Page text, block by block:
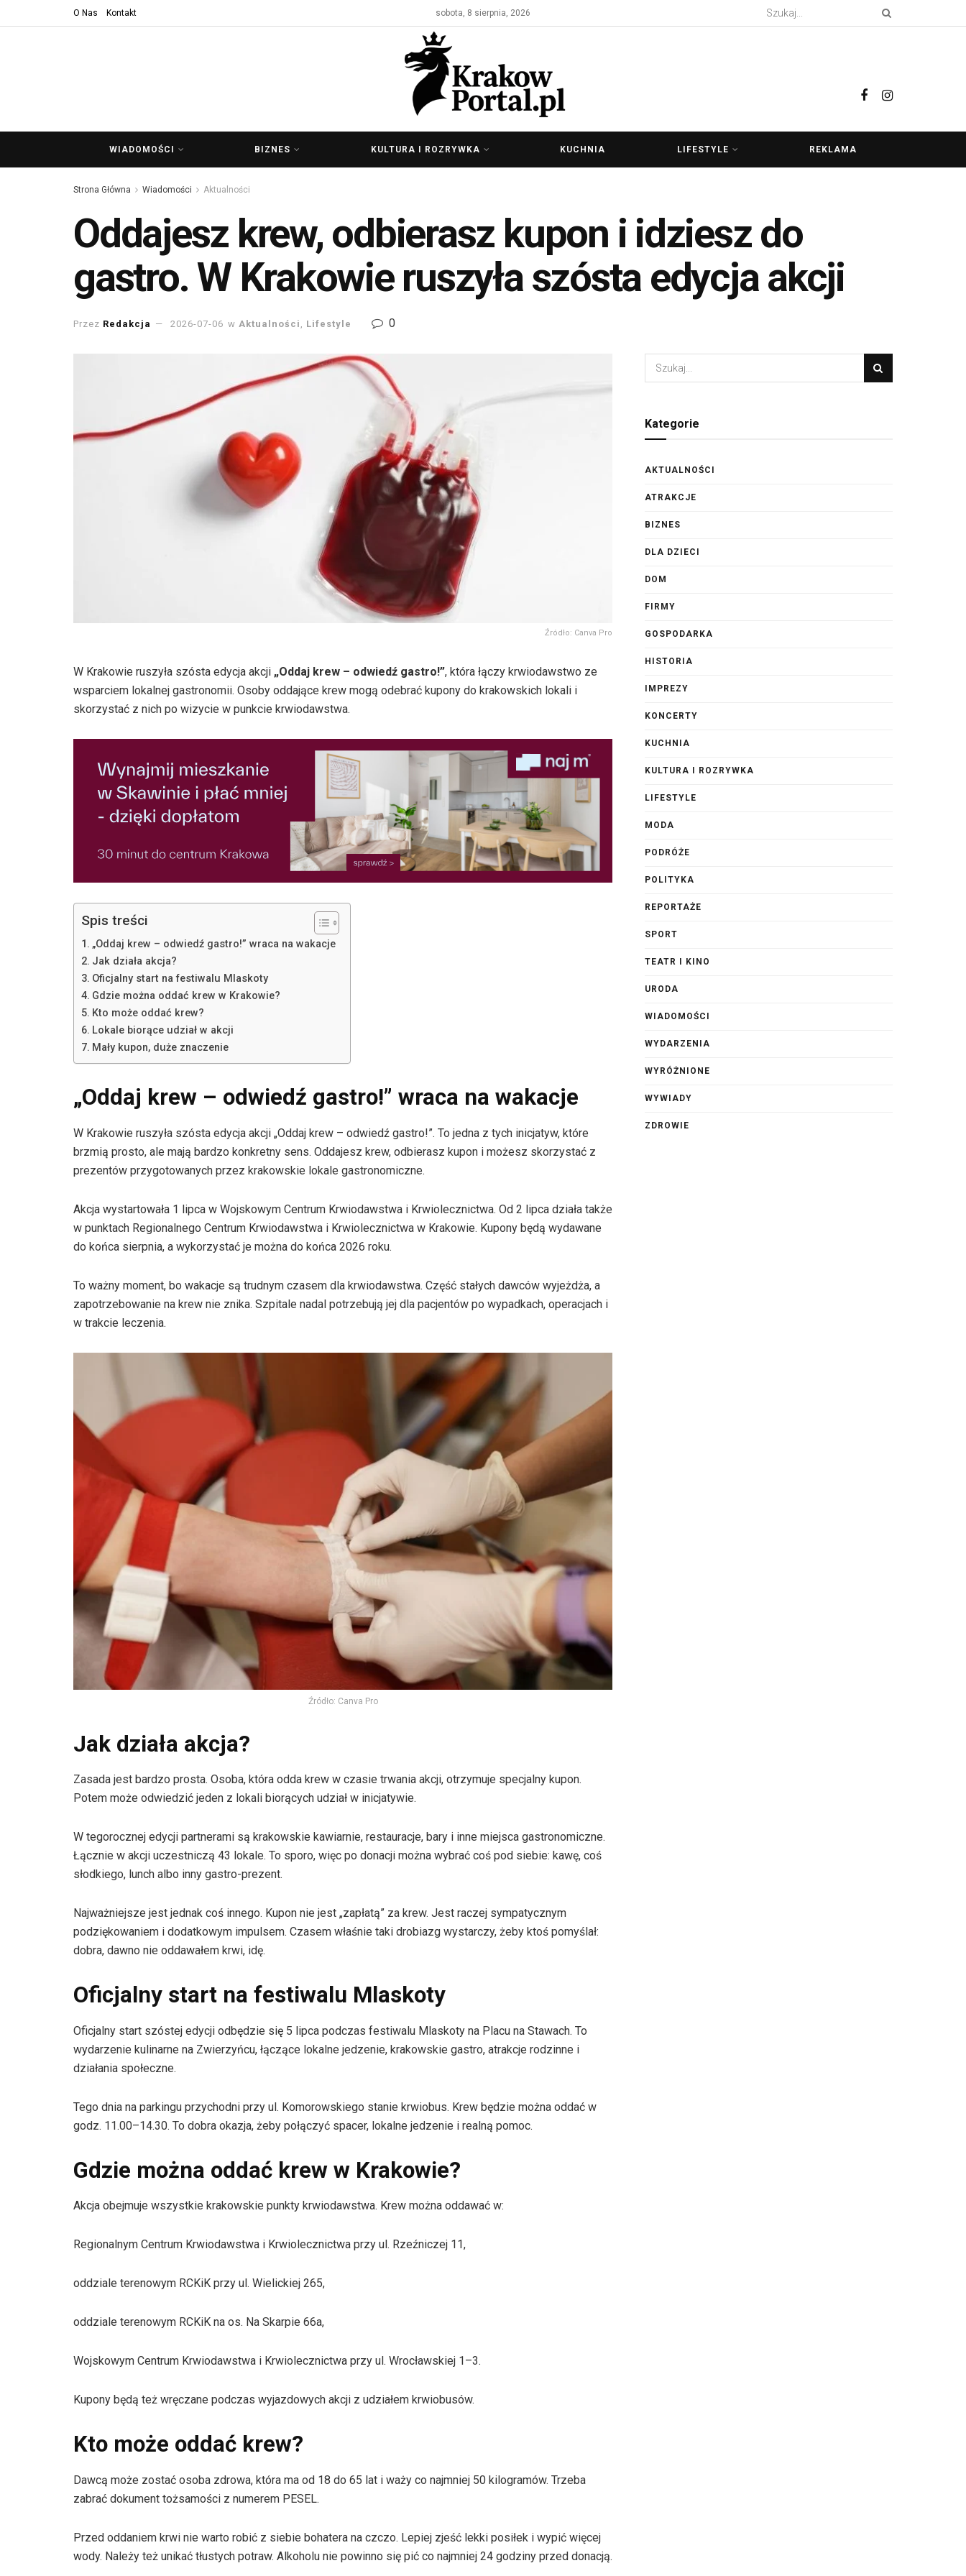
O Nas Kontakt sobota, 8 sierpnia, 2026
WIADOMOŚCI BIZNES KULTURA I ROZRYWKA KUCHNIA LIFESTYLE REKLAMA
Strona Główna Wiadomości Aktualności
Oddajesz krew, odbierasz kupon i idziesz do
gastro. W Krakowie ruszyła szósta edycja akcji
Przez Redakcja 2026-07-06 w Aktualności , Lifestyle 0
Źródło: Canva Pro
W Krakowie ruszyła szósta edycja akcji „Oddaj krew – odwiedź gastro!”, która łączy krwiodawstwo ze
wsparciem lokalnej gastronomii. Osoby oddające krew mogą odebrać kupony do krakowskich lokali i
skorzystać z nich po wizycie w punkcie krwiodawstwa.
Spis treści
„Oddaj krew – odwiedź gastro!” wraca na wakacje
Jak działa akcja?
Oficjalny start na festiwalu Mlaskoty
Gdzie można oddać krew w Krakowie?
Kto może oddać krew?
Lokale biorące udział w akcji
Mały kupon, duże znaczenie
„Oddaj krew – odwiedź gastro!” wraca na wakacje
W Krakowie ruszyła szósta edycja akcji „Oddaj krew – odwiedź gastro!”. To jedna z tych inicjatyw, które
brzmią prosto, ale mają bardzo konkretny sens. Oddajesz krew, odbierasz kupon i możesz skorzystać z
prezentów przygotowanych przez krakowskie lokale gastronomiczne.
Akcja wystartowała 1 lipca w Wojskowym Centrum Krwiodawstwa i Krwiolecznictwa. Od 2 lipca działa także
w punktach Regionalnego Centrum Krwiodawstwa i Krwiolecznictwa w Krakowie. Kupony będą wydawane
do końca sierpnia, a wykorzystać je można do końca 2026 roku.
To ważny moment, bo wakacje są trudnym czasem dla krwiodawstwa. Część stałych dawców wyjeżdża, a
zapotrzebowanie na krew nie znika. Szpitale nadal potrzebują jej dla pacjentów po wypadkach, operacjach i
w trakcie leczenia.
Źródło: Canva Pro
Jak działa akcja?
Zasada jest bardzo prosta. Osoba, która odda krew w czasie trwania akcji, otrzymuje specjalny kupon.
Potem może odwiedzić jeden z lokali biorących udział w inicjatywie.
W tegorocznej edycji partnerami są krakowskie kawiarnie, restauracje, bary i inne miejsca gastronomiczne.
Łącznie w akcji uczestniczą 43 lokale. To sporo, więc po donacji można wybrać coś pod siebie: kawę, coś
słodkiego, lunch albo inny gastro-prezent.
Najważniejsze jest jednak coś innego. Kupon nie jest „zapłatą” za krew. Jest raczej sympatycznym
podziękowaniem i dodatkowym impulsem. Czasem właśnie taki drobiazg wystarczy, żeby ktoś pomyślał:
dobra, dawno nie oddawałem krwi, idę.
Oficjalny start na festiwalu Mlaskoty
Oficjalny start szóstej edycji odbędzie się 5 lipca podczas festiwalu Mlaskoty na Placu na Stawach. To
wydarzenie kulinarne na Zwierzyńcu, łączące lokalne jedzenie, krakowskie gastro, atrakcje rodzinne i
działania społeczne.
Tego dnia na parkingu przychodni przy ul. Komorowskiego stanie krwiobus. Krew będzie można oddać w
godz. 11.00–14.30. To dobra okazja, żeby połączyć spacer, lokalne jedzenie i realną pomoc.
Gdzie można oddać krew w Krakowie?
Akcja obejmuje wszystkie krakowskie punkty krwiodawstwa. Krew można oddawać w:
Regionalnym Centrum Krwiodawstwa i Krwiolecznictwa przy ul. Rzeźniczej 11,
oddziale terenowym RCKiK przy ul. Wielickiej 265,
oddziale terenowym RCKiK na os. Na Skarpie 66a,
Wojskowym Centrum Krwiodawstwa i Krwiolecznictwa przy ul. Wrocławskiej 1–3.
Kupony będą też wręczane podczas wyjazdowych akcji z udziałem krwiobusów.
Kto może oddać krew?
Dawcą może zostać osoba zdrowa, która ma od 18 do 65 lat i waży co najmniej 50 kilogramów. Trzeba
zabrać dokument tożsamości z numerem PESEL.
Przed oddaniem krwi nie warto robić z siebie bohatera na czczo. Lepiej zjeść lekki posiłek i wypić więcej
wody. Należy też unikać tłustych potraw. Alkoholu nie powinno się pić co najmniej 24 godziny przed donacją.
Kategorie
AKTUALNOŚCI
ATRAKCJE
BIZNES
DLA DZIECI
DOM
FIRMY
GOSPODARKA
HISTORIA
IMPREZY
KONCERTY
KUCHNIA
KULTURA I ROZRYWKA
LIFESTYLE
MODA
PODRÓŻE
POLITYKA
REPORTAŻE
SPORT
TEATR I KINO
URODA
WIADOMOŚCI
WYDARZENIA
WYRÓŻNIONE
WYWIADY
ZDROWIE